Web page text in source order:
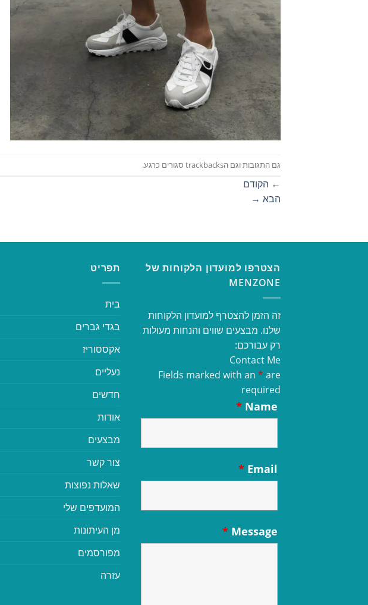
גם התגובות וגם הtrackbacks סגורים כרגע.
← הקודם
הבא →
הצטרפו למועדון הלקוחות של
MENZONE
זה הזמן להצטרף למועדון הלקוחות
שלנו. מבצעים שווים והנחות מעולות
רק עבורכם:
Contact Me
Fields marked with an * are
required
Name
*
Email
*
Message
*
תפריט
בית
בגדי גברים
אקססוריז
נעליים
חדשים
אודות
מבצעים
צור קשר
שאלות נפוצות
המועדפים שלי
מן העיתונות
מפורסמים
עזרה